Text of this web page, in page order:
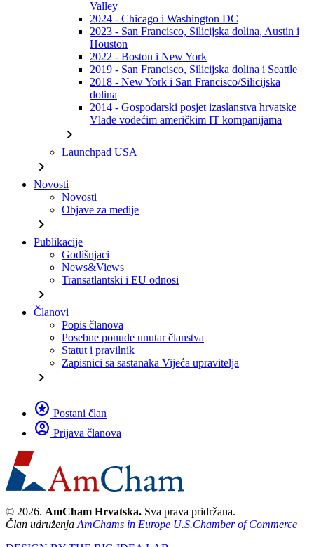
Valley
2024 - Chicago i Washington DC
2023 - San Francisco, Silicijska dolina, Austin i
Houston
2022 - Boston i New York
2019 - San Francisco, Silicijska dolina i Seattle
2018 - New York i San Francisco/Silicijska
dolina
2014 - Gospodarski posjet izaslanstva hrvatske
Vlade vodećim američkim IT kompanijama
chevron_right
Launchpad USA
chevron_right
Novosti
Novosti
Objave za medije
chevron_right
Publikacije
Godišnjaci
News&Views
Transatlantski i EU odnosi
chevron_right
Članovi
Popis članova
Posebne ponude unutar članstva
Statut i pravilnik
Zapisnici sa sastanaka Vijeća upravitelja
chevron_right
stars Postani član
account_circle Prijava članova
© 2026. AmCham Hrvatska. Sva prava pridržana.
Član udruženja AmChams in Europe U.S.Chamber of Commerce